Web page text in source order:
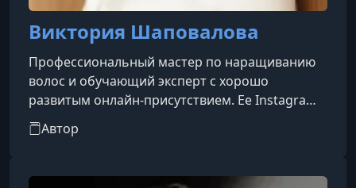
Виктория Шаповалова
Профессиональный мастер по наращиванию
волос и обучающий эксперт с хорошо
развитым онлайн-присутствием. Ее Instagram
и TikTok наполнены примерами работ: гладкие,
аккуратные локоны, техника tape-on,
цветная палитра и стильные образы. По
Автор